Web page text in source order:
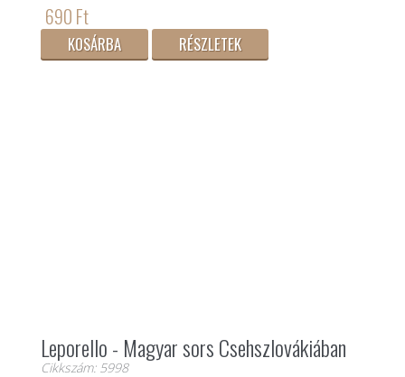
690 Ft
KOSÁRBA RÉSZLETEK
Leporello - Magyar sors Csehszlovákiában
Cikkszám: 5998